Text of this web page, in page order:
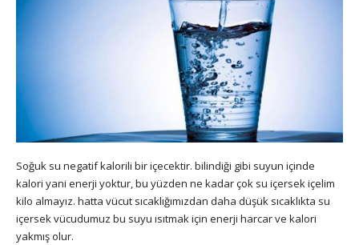
Soğuk su negatif kalorili bir içecektir. bilindiği gibi suyun içinde
kalori yani enerji yoktur, bu yüzden ne kadar çok su içersek içelim
kilo almayız. hatta vücut sıcaklığımızdan daha düşük sıcaklıkta su
içersek vücudumuz bu suyu ısıtmak için enerji harcar ve kalori
yakmış olur.